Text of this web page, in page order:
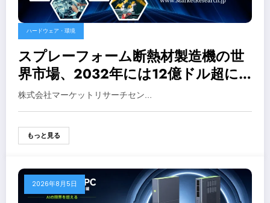
ハードウェア・環境
スプレーフォーム断熱材製造機の世
界市場、2032年には12億ドル超に
拡大する予測
株式会社マーケットリサーチセン…
もっと見る
2026年8月5日